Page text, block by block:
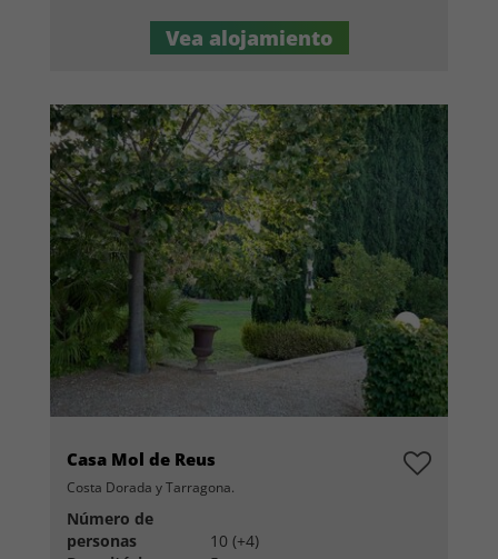
Vea alojamiento
Casa Mol de Reus
Costa Dorada y Tarragona.
Número de
personas
10 (+4)